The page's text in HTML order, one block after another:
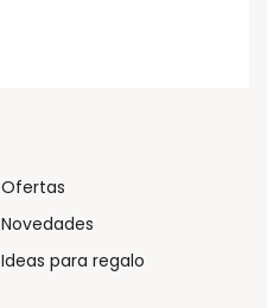
Ofertas
Novedades
Ideas para regalo